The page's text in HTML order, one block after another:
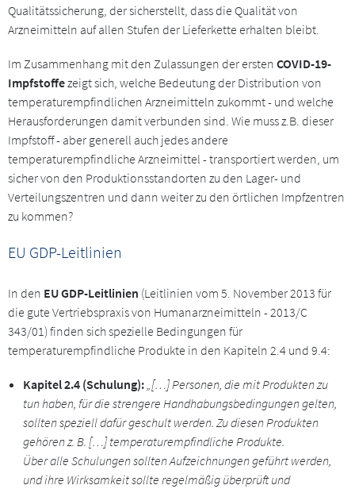
Qualitätssicherung, der sicherstellt, dass die Qualität von
Arzneimitteln auf allen Stufen der Lieferkette erhalten bleibt.
Im Zusammenhang mit den Zulassungen der ersten COVID-19-
Impfstoffezeigt sich, welche Bedeutung der Distribution von
temperaturempfindlichen Arzneimitteln zukommt - und welche
Herausforderungen damit verbunden sind. Wie muss z.B. dieser
Impfstoff - aber generell auch jedes andere
temperaturempfindliche Arzneimittel - transportiert werden, um
sicher von den Produktionsstandorten zu den Lager- und
Verteilungszentren und dann weiter zu den örtlichen Impfzentren
zu kommen?
EU GDP-Leitlinien
In den EU GDP-Leitlinien (Leitlinien vom 5. November 2013 für
die gute Vertriebspraxis von Humanarzneimitteln - 2013/C
343/01) finden sich spezielle Bedingungen für
temperaturempfindliche Produkte in den Kapiteln 2.4 und 9.4:
Kapitel 2.4 (Schulung):„[…] Personen, die mit Produkten zu
tun haben, für die strengere Handhabungsbedingungen gelten,
sollten speziell dafür geschult werden. Zu diesen Produkten
gehören z. B. […] temperaturempfindliche Produkte.
Über alle Schulungen sollten Aufzeichnungen geführt werden,
und ihre Wirksamkeit sollte regelmäßig überprüft und